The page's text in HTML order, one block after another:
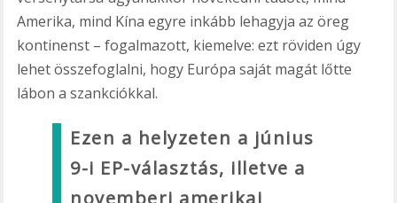
Amerika, mind Kína egyre inkább lehagyja az öreg
kontinenst – fogalmazott, kiemelve: ezt röviden úgy
lehet összefoglalni, hogy Európa saját magát lőtte
lábon a szankciókkal.
Ezen a helyzeten a június
9-i EP-választás, illetve a
novemberi amerikai